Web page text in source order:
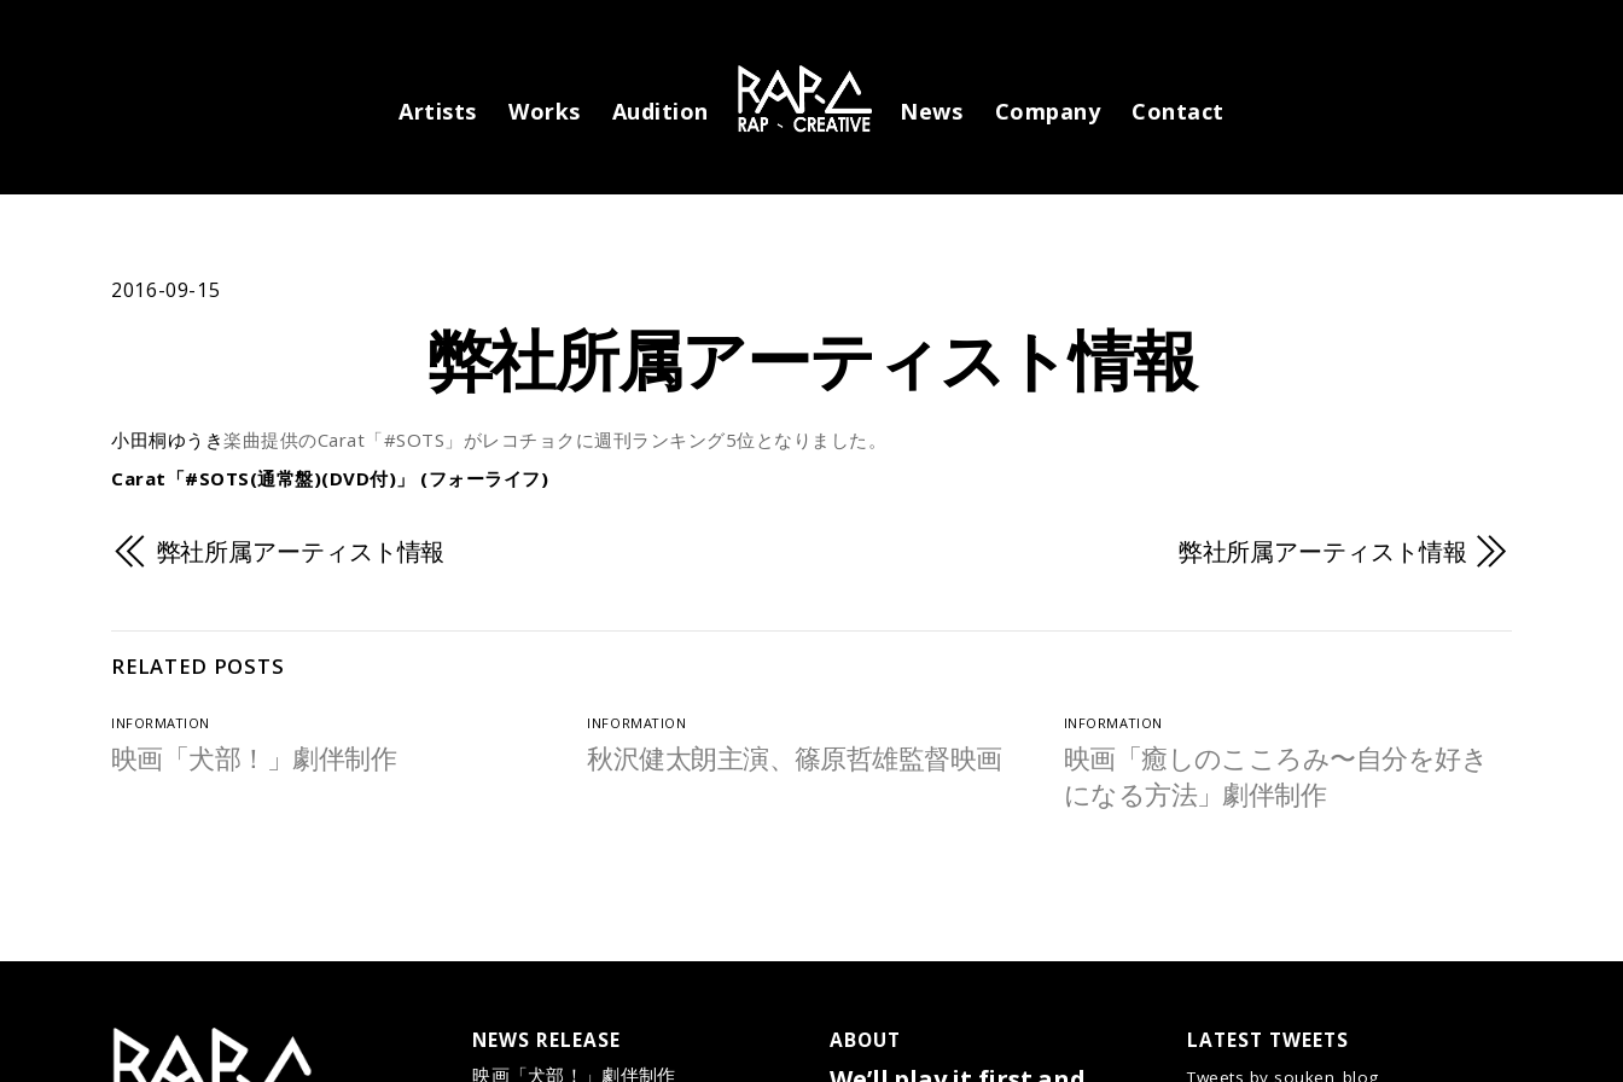
Artists Works Audition News Company Contact
2016-09-15
弊社所属アーティスト情報
小田桐ゆうき楽曲提供のCarat「#SOTS」がレコチョクに週刊ランキング5位となりました。
Carat「#SOTS(通常盤)(DVD付)」 (フォーライフ)
弊社所属アーティスト情報 弊社所属アーティスト情報
RELATED POSTS
INFORMATION
映画「犬部！」劇伴制作
INFORMATION
秋沢健太朗主演、篠原哲雄監督映画
INFORMATION
映画「癒しのこころみ〜自分を好き
になる方法」劇伴制作
NEWS RELEASE
映画「犬部！」劇伴制作
ABOUT LATEST TWEETS
Tweets by souken_blog